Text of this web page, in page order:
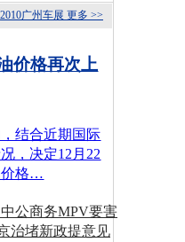
更多 >>
2010广州车展
价格再次上
结合近期国际
，决定12月22
价格…
公商务MPV要害
治堵新政提意见